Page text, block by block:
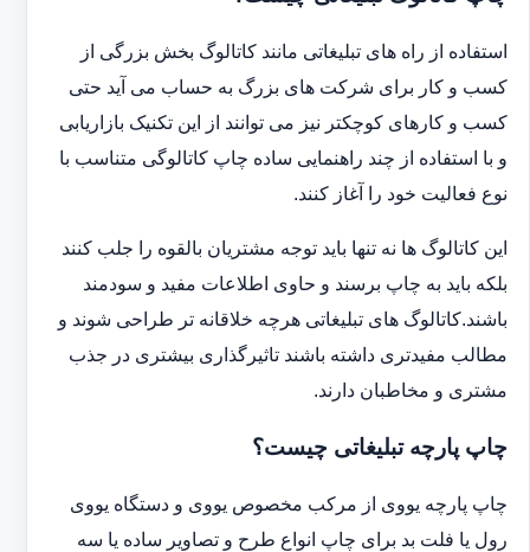
استفاده از راه های تبلیغاتی مانند کاتالوگ بخش بزرگی از
کسب و کار برای شرکت های بزرگ به حساب می آید حتی
کسب و کارهای کوچکتر نیز می توانند از این تکنیک بازاریابی
و با استفاده از چند راهنمایی ساده چاپ کاتالوگی متناسب با
نوع فعالیت خود را آغاز کنند.
این کاتالوگ ها نه تنها باید توجه مشتریان بالقوه را جلب کنند
بلکه باید به چاپ برسند و حاوی اطلاعات مفید و سودمند
باشند.کاتالوگ های تبلیغاتی هرچه خلاقانه تر طراحی شوند و
مطالب مفیدتری داشته باشند تاثیرگذاری بیشتری در جذب
مشتری و مخاطبان دارند.
چاپ پارچه تبلیغاتی چیست؟
چاپ پارچه یووی از مرکب مخصوص یووی و دستگاه یووی
رول یا فلت بد برای چاپ انواع طرح و تصاویر ساده یا سه